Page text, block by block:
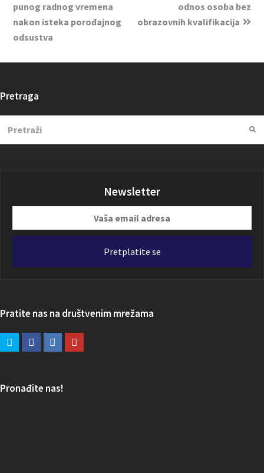
punog radnog vremena
nakon isteka porođajnog
odsustva
odnos osoba bez
obrazovnih kvalifikacija
Pretraga
Newsletter
email
Pretplatite se
Pratite nas na društvenim mrežama
Pronađite nas!